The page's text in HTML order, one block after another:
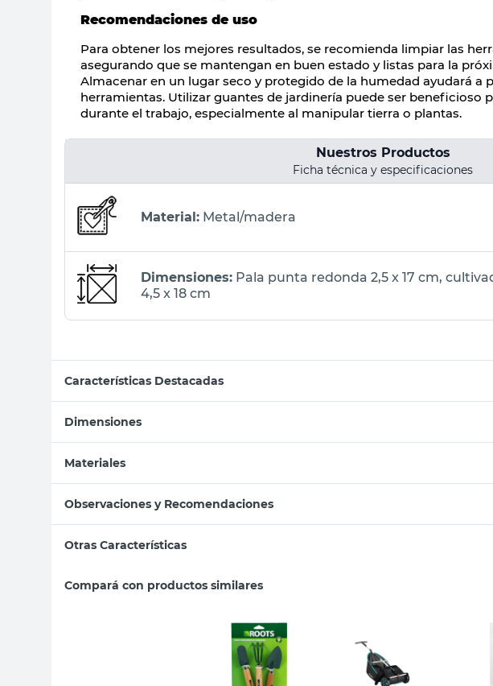
Recomendaciones de uso
Para obtener los mejores resultados, se recomienda limpiar las
asegurando que se mantengan en buen estado y listas para la
Almacenar en un lugar seco y protegido de la humedad ayudará a
herramientas. Utilizar guantes de jardinería puede ser beneficioso
durante el trabajo, especialmente al manipular tierra o plantas.
Nuestros Productos
Ficha técnica y especificaciones
Material: Metal/madera
Dimensiones: Pala punta redonda 2,5 x 17 cm,
4,5 x 18 cm
Características Destacadas
Dimensiones
Materiales
Observaciones y Recomendaciones
Otras Características
Compará con productos similares